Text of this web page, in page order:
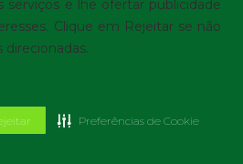
serviços e lhe ofertar publicidade
Clique em Rejeitar se não
Preferências de Cookie